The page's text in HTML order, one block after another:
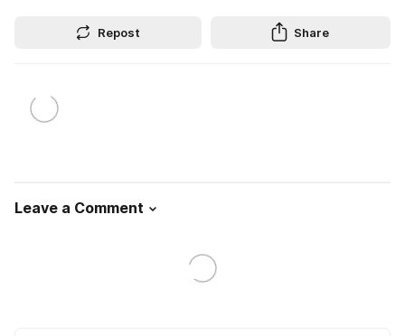
Repost Share
Leave a Comment